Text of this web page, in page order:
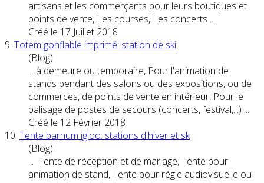
artisans et les commerçants pour leurs boutiques et
points de vente, Les courses, Les concerts ...
Créé le 17 Juillet 2018
9. Totem gonflable imprimé: station de ski
(Blog)
... à demeure ou temporaire, Pour l'animation de
stands pendant des salons ou des expositions, ou de
commerces, de points de vente en intérieur, Pour le
balisage de postes de secours (concerts, festival,...) ...
Créé le 12 Février 2018
10. Tente barnum igloo: stations d'hiver et sk
(Blog)
... Tente de réception et de mariage, Tente pour
animation de stand, Tente pour régie audiovisuelle ou